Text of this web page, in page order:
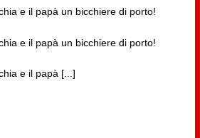
e il papà un bicchiere di porto!
e il papà un bicchiere di porto!
e il papà [...]